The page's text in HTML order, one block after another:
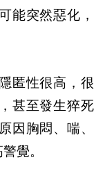
能突然惡化，
匿性很高，很
甚至發生猝死
因胸悶、喘、
覺。